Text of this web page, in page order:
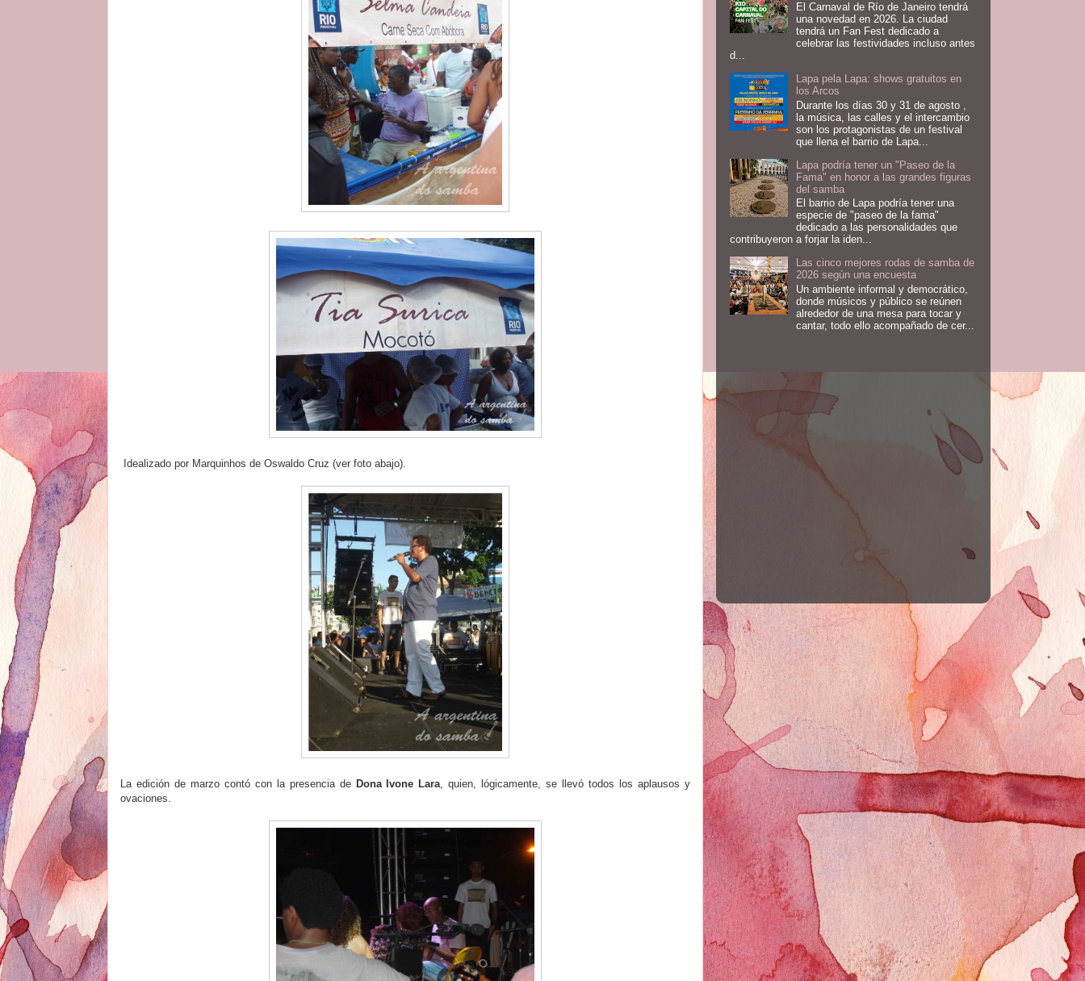
Idealizado por Marquinhos de Oswaldo Cruz (ver foto abajo).
La edición de marzo contó con la presencia de Dona Ivone Lara, quien, lógicamente, se llevó todos los aplausos y
ovaciones.
El Carnaval de Río de Janeiro tendrá
una novedad en 2026. La ciudad
tendrá un Fan Fest dedicado a
celebrar las festividades incluso antes
d...
Lapa pela Lapa: shows gratuitos en
los Arcos
Durante los días 30 y 31 de agosto ,
la música, las calles y el intercambio
son los protagonistas de un festival
que llena el barrio de Lapa...
Lapa podría tener un "Paseo de la
Fama" en honor a las grandes figuras
del samba
El barrio de Lapa podría tener una
especie de "paseo de la fama"
dedicado a las personalidades que
contribuyeron a forjar la iden...
Las cinco mejores rodas de samba de
2026 según una encuesta
Un ambiente informal y democrático,
donde músicos y público se reúnen
alrededor de una mesa para tocar y
cantar, todo ello acompañado de cer...